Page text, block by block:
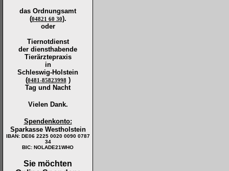
das Ordnungsamt
(04821 60 30).
oder
Tiernotdienst
der diensthabende
Tierärztepraxis
in
Schleswig-Holstein
(0481-85823998 )
Tag und Nacht
Vielen Dank.
Spendenkonto:
Sparkasse Westholstein
IBAN: DE06 2225 0020 0090 0787
34
BIC: NOLADE21WHO
Sie möchten